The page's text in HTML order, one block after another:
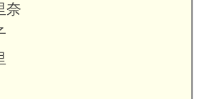
奈